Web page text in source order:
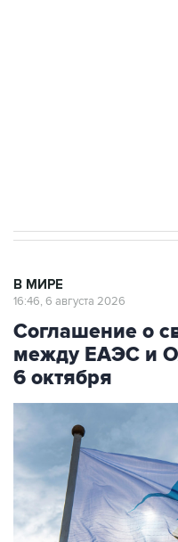
В МИРЕ
16:46, 6 августа 2026
Соглашение о
между ЕАЭС и
6 октября